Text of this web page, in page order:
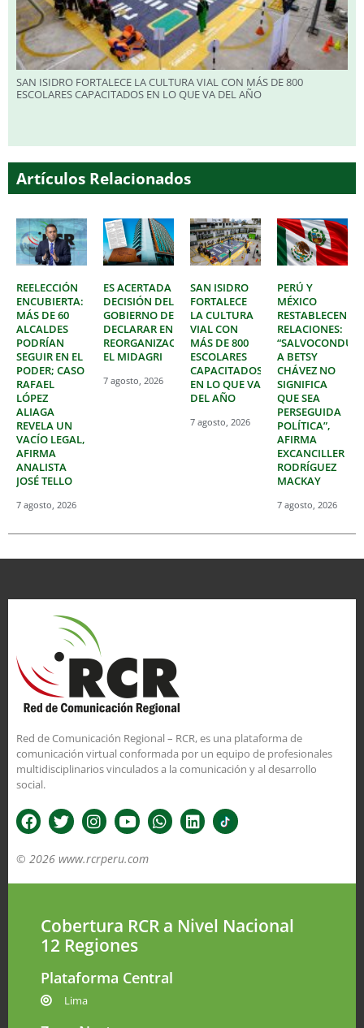
SAN ISIDRO FORTALECE LA CULTURA VIAL CON MÁS DE 800
ESCOLARES CAPACITADOS EN LO QUE VA DEL AÑO
Artículos Relacionados
REELECCIÓN
ENCUBIERTA:
MÁS DE 60
ALCALDES
PODRÍAN
SEGUIR EN EL
PODER; CASO
RAFAEL
LÓPEZ
ALIAGA
REVELA UN
VACÍO LEGAL,
AFIRMA
ANALISTA
JOSÉ TELLO
7 agosto, 2026
ES ACERTADA
DECISIÓN DEL
GOBIERNO DE
DECLARAR EN
REORGANIZACIÓN
EL MIDAGRI
7 agosto, 2026
SAN ISIDRO
FORTALECE
LA CULTURA
VIAL CON
MÁS DE 800
ESCOLARES
CAPACITADOS
EN LO QUE VA
DEL AÑO
7 agosto, 2026
PERÚ Y
MÉXICO
RESTABLECEN
RELACIONES:
A BETSY
CHÁVEZ NO
SIGNIFICA
QUE SEA
PERSEGUIDA
POLÍTICA”,
AFIRMA
EXCANCILLER
RODRÍGUEZ
MACKAY
7 agosto, 2026
Red de Comunicación Regional – RCR, es una plataforma de
comunicación virtual conformada por un equipo de profesionales
multidisciplinarios vinculados a la comunicación y al desarrollo
social.
© 2026 www.rcrperu.com
Cobertura RCR a Nivel Nacional
12 Regiones
Plataforma Central
Lima